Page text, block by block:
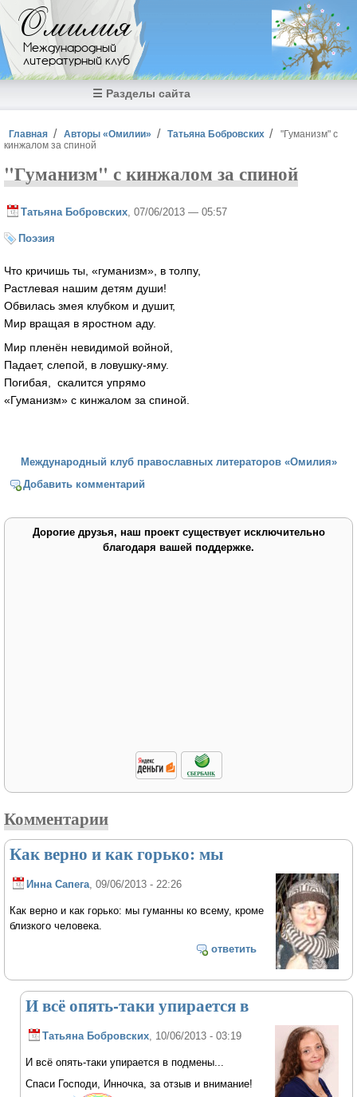
Перейти к основному содержанию
Омилия
Международный
литературный клуб
☰ Разделы сайта
Вы здесь
Главная Авторы «Омилии» Татьяна Бобровских
"Гуманизм" с
кинжалом за спиной
"Гуманизм" с кинжалом за спиной
Татьяна Бобровских , 07/06/2013 — 05:57
Поэзия
Что кричишь ты, «гуманизм», в толпу,
Растлевая нашим детям души!
Обвилась змея клубком и душит,
Мир вращая в яростном аду.
Мир пленён невидимой войной,
Падает, слепой, в ловушку-яму.
Погибая, скалится упрямо
«Гуманизм» с кинжалом за спиной.
Международный клуб православных литераторов «Омилия»
Добавить комментарий
Дорогие друзья, наш проект существует исключительно
благодаря вашей поддержке.
Комментарии
Как верно и как горько: мы
Инна Сапега, 09/06/2013 - 22:26
Как верно и как горько: мы гуманны ко всему, кроме
близкого человека.
ответить
И всё опять-таки упирается в
Татьяна Бобровских , 10/06/2013 - 03:19
И всё опять-таки упирается в подмены...
Спаси Господи, Инночка, за отзыв и внимание!